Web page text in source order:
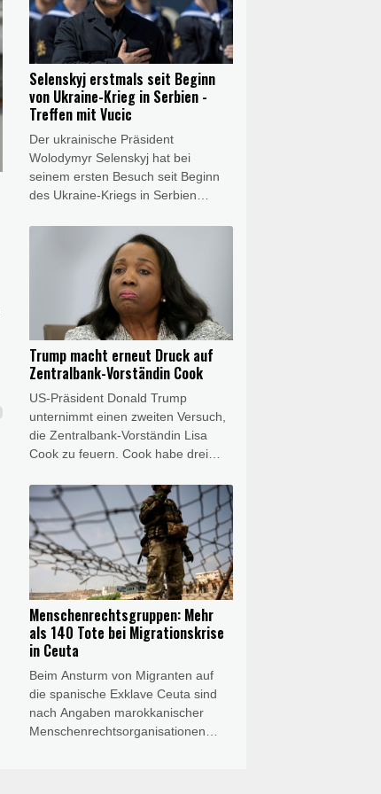
Washington erstmals die
sogenannte Schattenflotte ins Visier
genommen, mit deren Schiffen
Moskau bereits bestehende
internationale Sanktionen umgeht.
Selenskyj erstmals seit Beginn
von Ukraine-Krieg in Serbien -
Treffen mit Vucic
Der ukrainische Präsident
Wolodymyr Selenskyj hat bei
seinem ersten Besuch seit Beginn
des Ukraine-Kriegs in Serbien
Vucic getroffen. Nach seiner Ankunft
in Belgrad am Freitagabend traf
Selenskyj den serbischen
Staatschef zu einem Abendessen.
Vucic erklärte anschließend, er sei
überzeugt, der Besuch werde zur
Entwicklung der Beziehungen und
zur stärkeren Zusammenarbeit
beider Länder beitragen. Serbien ist
traditionell eng mit Russland
verbunden.
Trump macht erneut Druck auf
Zentralbank-Vorständin Cook
US-Präsident Donald Trump
unternimmt einen zweiten Versuch,
die Zentralbank-Vorständin Lisa
Cook zu feuern. Cook habe drei
wegen angeblicher Falschangaben
bei Immobilienkrediten zu
reagieren, heißt es in einem Brief
des Weißen Hauses, der AFP am
Freitag vorlag. Trump hatte bereits
im vergangenen Jahr versucht,
Cook zu feuern, war aber vom
obersten US-Gericht gestoppt
worden.
Menschenrechtsgruppen: Mehr
als 140 Tote bei Migrationskrise
in Ceuta
Beim Ansturm von Migranten auf
die spanische Exklave Ceuta sind
nach Angaben marokkanischer
Menschenrechtsorganisationen